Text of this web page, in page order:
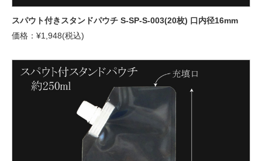
スパウト付きスタンドパウチ S-SP-S-003(20枚) 口内径16mm
価格：¥1,948(税込)